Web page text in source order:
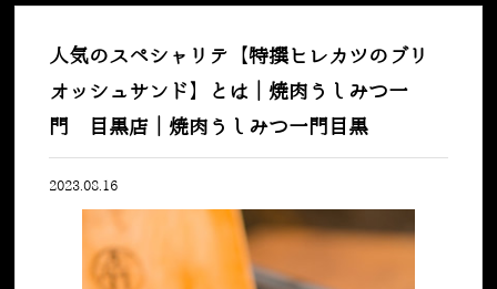
人気のスペシャリテ【特撰ヒレカツのブリ
オッシュサンド】とは｜焼肉うしみつ一
門 目黒店｜焼肉うしみつ一門目黒
2023.08.16